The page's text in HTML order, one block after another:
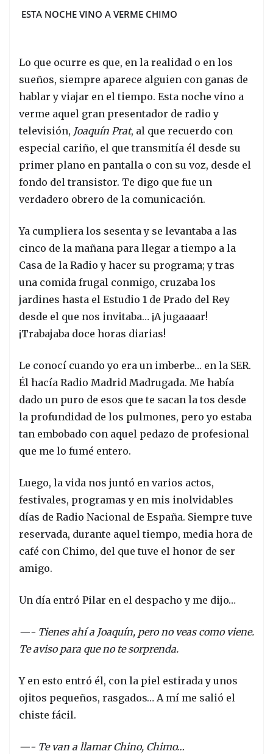
ESTA NOCHE VINO A VERME CHIMO
Lo que ocurre es que, en la realidad o en los
sueños, siempre aparece alguien con ganas de
hablar y viajar en el tiempo. Esta noche vino a
verme aquel gran presentador de radio y
televisión, Joaquín Prat, al que recuerdo con
especial cariño, el que transmitía él desde su
primer plano en pantalla o con su voz, desde el
fondo del transistor. Te digo que fue un
verdadero obrero de la comunicación.
Ya cumpliera los sesenta y se levantaba a las
cinco de la mañana para llegar a tiempo a la
Casa de la Radio y hacer su programa; y tras
una comida frugal conmigo, cruzaba los
jardines hasta el Estudio 1 de Prado del Rey
desde el que nos invitaba… ¡A jugaaaar!
¡Trabajaba doce horas diarias!
Le conocí cuando yo era un imberbe… en la SER.
Él hacía Radio Madrid Madrugada. Me había
dado un puro de esos que te sacan la tos desde
la profundidad de los pulmones, pero yo estaba
tan embobado con aquel pedazo de profesional
que me lo fumé entero.
Luego, la vida nos juntó en varios actos,
festivales, programas y en mis inolvidables
días de Radio Nacional de España. Siempre tuve
reservada, durante aquel tiempo, media hora de
café con Chimo, del que tuve el honor de ser
amigo.
Un día entró Pilar en el despacho y me dijo…
—- Tienes ahí a Joaquín, pero no veas como viene.
Te aviso para que no te sorprenda.
Y en esto entró él, con la piel estirada y unos
ojitos pequeños, rasgados… A mí me salió el
chiste fácil.
—- Te van a llamar Chino, Chimo…